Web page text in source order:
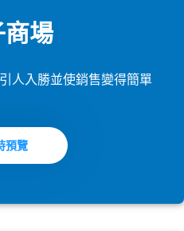
商場
人入勝並使銷售變得簡單
預覽